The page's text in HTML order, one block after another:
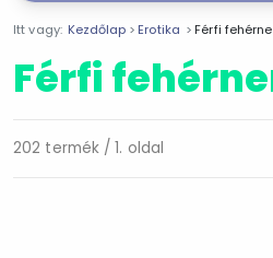
Segítünk a keresésben!
Válaszd ki a jellemzőket
1 645 Ft
Itt vagy: Kezdőlap Erotika Férfi
Férfi
202 termék / 1. oldal